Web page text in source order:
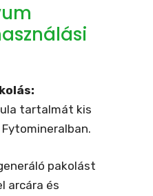
tartalmát kis
pakolást
arcára és